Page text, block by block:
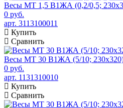
Весы МТ 1,5 В1ЖА (0,2/0,5;
0 руб.
арт. 3113100011
Купить
Сравнить
Весы МТ 30 В1ЖА (5/10;
0 руб.
арт. 1131310010
Купить
Сравнить